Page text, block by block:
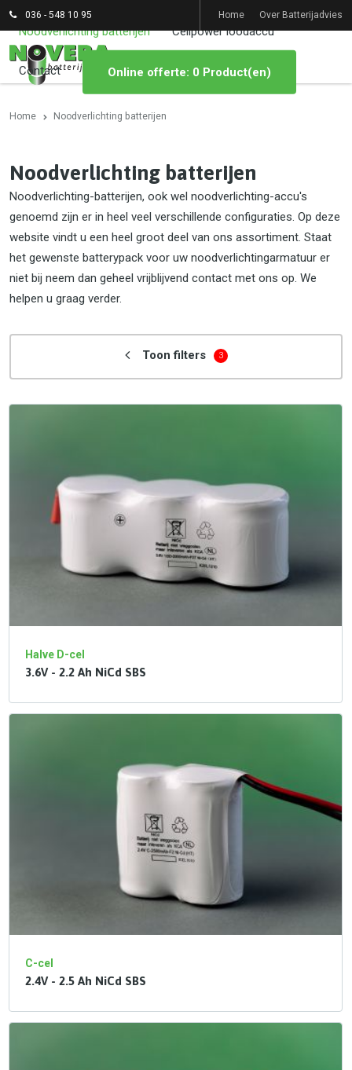
036 - 548 10 95 Home Over Batterijadvies
Noodverlichting batterijen Cellpower loodaccu
Contact Online offerte: 0 Product(en)
Home Noodverlichting batterijen
Noodverlichting batterijen
Noodverlichting-batterijen, ook wel noodverlichting-accu's
genoemd zijn er in heel veel verschillende configuraties. Op deze
website vindt u een heel groot deel van ons assortiment. Staat
het gewenste batterypack voor uw noodverlichtingarmatuur er
niet bij neem dan geheel vrijblijvend contact met ons op. We
helpen u graag verder.
Toon filters 3
Halve D-cel
3.6V - 2.2 Ah NiCd SBS
C-cel
2.4V - 2.5 Ah NiCd SBS